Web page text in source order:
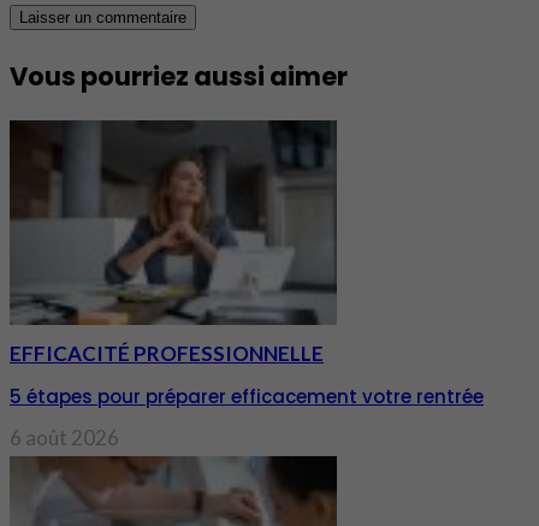
Vous pourriez aussi aimer
EFFICACITÉ PROFESSIONNELLE
5 étapes pour préparer efficacement votre rentrée
6 août 2026